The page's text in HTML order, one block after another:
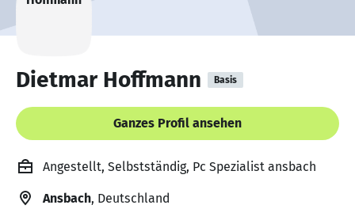
Dietmar Hoffmann Basis
Ganzes Profil ansehen
Angestellt, Selbstständig, Pc Spezialist ansbach
Ansbach, Deutschland